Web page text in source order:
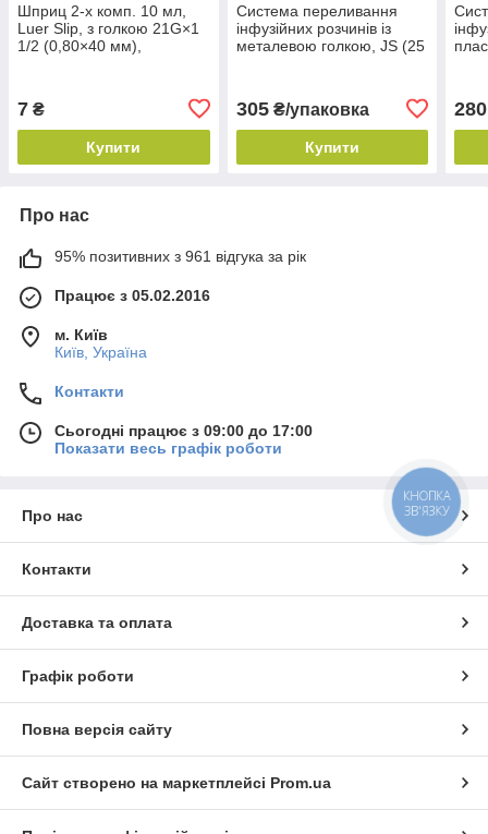
Шприц 2-х комп. 10 мл,
Luer Slip, з голкою 21G×1
1/2 (0,80×40 мм),
7 ₴
Купити
Система переливання
інфузійних розчинів із
металевою голкою, JS (25
305₴/упаковка
Купити
280
Про нас
95% позитивних з 961 відгука за рік
Працює з 05.02.2016
м. Київ
Київ, Україна
Контакти
Сьогодні працює з 09:00 до 17:00
Показати весь графік роботи
Про нас
Контакти
Доставка та оплата
Графік роботи
Повна версія сайту
Сайт створено на маркетплейсі Prom.ua
КНОПКА
ЗВ'ЯЗКУ